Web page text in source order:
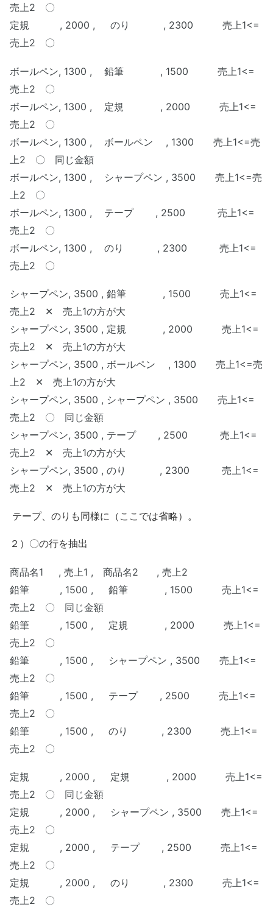
売上2 〇
定規 , 2000 , のり , 2300 売上1<=
売上2 〇
ボールペン, 1300 , 鉛筆 , 1500 売上1<=
売上2 〇
ボールペン, 1300 , 定規 , 2000 売上1<=
売上2 〇
ボールペン, 1300 , ボールペン , 1300 売上1<=売
上2 〇 同じ金額
ボールペン, 1300 , シャープペン , 3500 売上1<=売
上2 〇
ボールペン, 1300 , テープ , 2500 売上1<=
売上2 〇
ボールペン, 1300 , のり , 2300 売上1<=
売上2 〇
シャープペン, 3500 , 鉛筆 , 1500 売上1<=
売上2 ✕ 売上1の方が大
シャープペン, 3500 , 定規 , 2000 売上1<=
売上2 ✕ 売上1の方が大
シャープペン, 3500 , ボールペン , 1300 売上1<=売
上2 ✕ 売上1の方が大
シャープペン, 3500 , シャープペン , 3500 売上1<=
売上2 〇 同じ金額
シャープペン, 3500 , テープ , 2500 売上1<=
売上2 ✕ 売上1の方が大
シャープペン, 3500 , のり , 2300 売上1<=
売上2 ✕ 売上1の方が大
テープ、のりも同様に（ここでは省略）。
２）〇の行を抽出
商品名1 , 売上1 , 商品名2 , 売上2
鉛筆 , 1500 , 鉛筆 , 1500 売上1<=
売上2 〇 同じ金額
鉛筆 , 1500 , 定規 , 2000 売上1<=
売上2 〇
鉛筆 , 1500 , シャープペン , 3500 売上1<=
売上2 〇
鉛筆 , 1500 , テープ , 2500 売上1<=
売上2 〇
鉛筆 , 1500 , のり , 2300 売上1<=
売上2 〇
定規 , 2000 , 定規 , 2000 売上1<=
売上2 〇 同じ金額
定規 , 2000 , シャープペン , 3500 売上1<=
売上2 〇
定規 , 2000 , テープ , 2500 売上1<=
売上2 〇
定規 , 2000 , のり , 2300 売上1<=
売上2 〇